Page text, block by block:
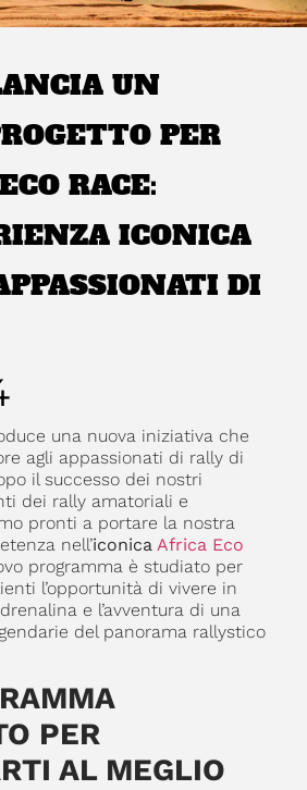
UN
PER
RACE:
ICONICA
DI
una nuova iniziativa che
agli appassionati di rally di
il successo dei nostri
dei rally amatoriali e
pronti a portare la nostra
nell’iconica Africa Eco
programma è studiato per
l’opportunità di vivere in
e l’avventura di una
del panorama rallystico
PER
AL MEGLIO